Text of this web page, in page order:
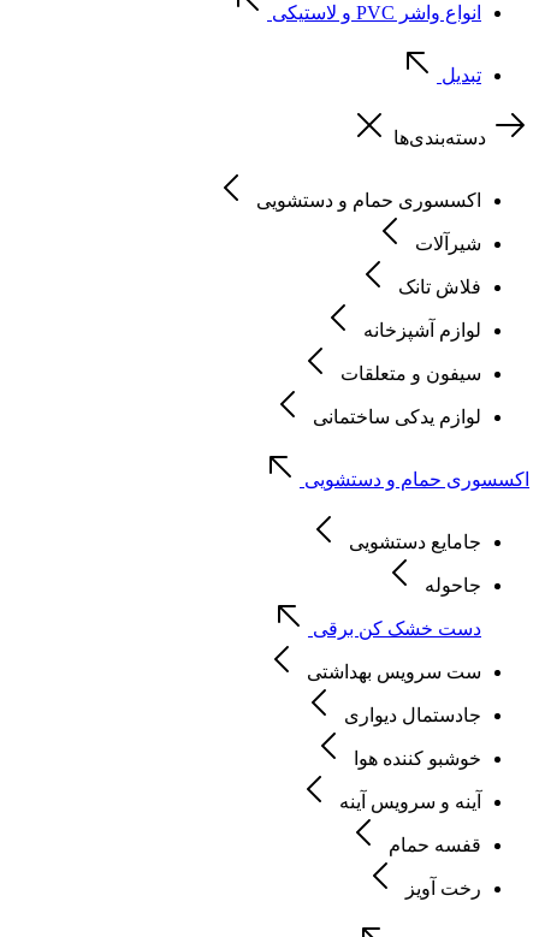
انواع واشر PVC و لاستیکی
تبدیل
دسته‌بندی‌ها
اکسسوری حمام و دستشویی
شیرآلات
فلاش تانک
لوازم آشپزخانه
سیفون و متعلقات
لوازم یدکی ساختمانی
اکسسوری حمام و دستشویی
جامایع دستشویی
جاحوله
دست خشک کن برقی
ست سرویس بهداشتی
جادستمال دیواری
خوشبو کننده هوا
آینه و سرویس آینه
قفسه حمام
رخت آویز